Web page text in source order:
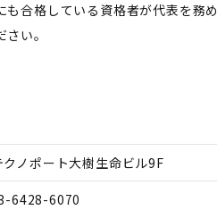
合格している資格者が代表を務
い。
ノポート大樹生命ビル9F
6428-6070